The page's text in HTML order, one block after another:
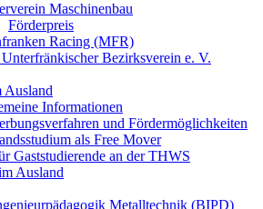
Maschinenbau
Förderpreis
Racing (MFR)
Bezirksverein e. V.
Ausland
Informationen
und Fördermöglichkeiten
als Free Mover
Gaststudierende an der THWS
Ausland
Metalltechnik (BIPD)